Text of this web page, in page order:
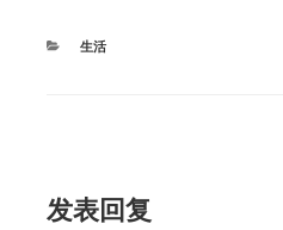
分
生活
发表回复